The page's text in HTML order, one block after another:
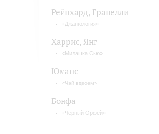
Рейнхард, Грапелли
«Джангология»
Харрис, Янг
«Милашка Сью»
Юманс
«Чай вдвоем»
Бонфа
«Черный Орфей»